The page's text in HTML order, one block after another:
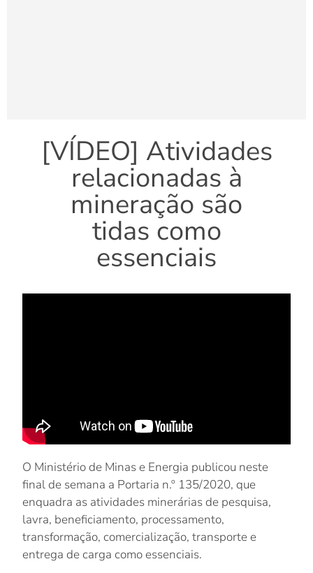
[VÍDEO] Atividades
relacionadas à
mineração são
tidas como
essenciais
O Ministério de Minas e Energia publicou neste
final de semana a Portaria n.º 135/2020, que
enquadra as atividades minerárias de pesquisa,
lavra, beneficiamento, processamento,
transformação, comercialização, transporte e
entrega de carga como essenciais.